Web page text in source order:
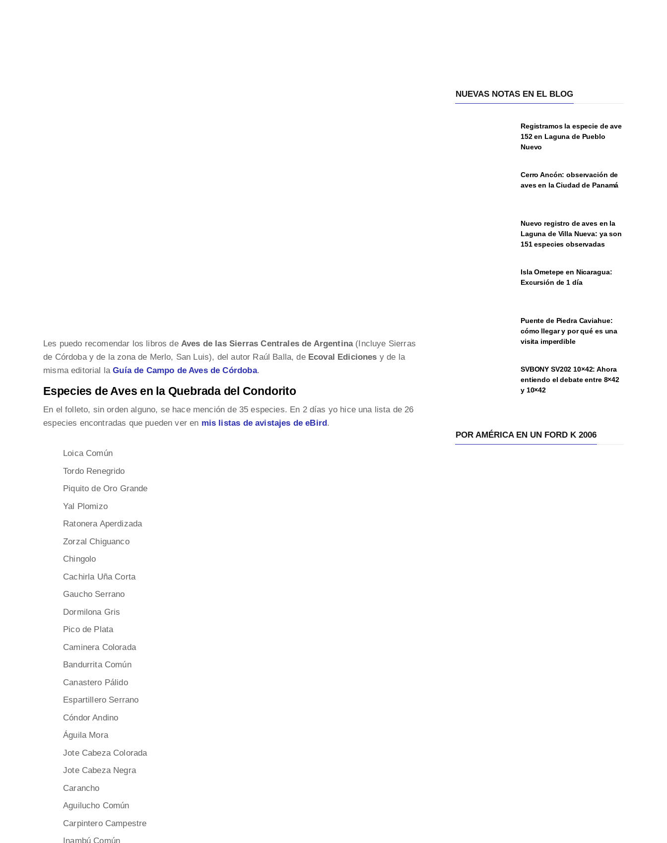
Les puedo recomendar los libros de Aves de las Sierras Centrales de Argentina(Incluye Sierras
de Córdoba y de la zona de Merlo, San Luis), del autor Raúl Balla, de Ecoval Ediciones y de la
misma editorial laGuía de Campo de Aves de Córdoba.
Especies de Aves en la Quebrada del Condorito
En el folleto, sin orden alguno, se hace mención de 35 especies. En 2 días yo hice una lista de 26
especies encontradas que pueden ver en mis listas de avistajes de eBird .
Loica Común
Tordo Renegrido
Piquito de Oro Grande
Yal Plomizo
Ratonera Aperdizada
Zorzal Chiguanco
Chingolo
Cachirla Uña Corta
Gaucho Serrano
Dormilona Gris
Pico de Plata
Caminera Colorada
Bandurrita Común
Canastero Pálido
Espartillero Serrano
Cóndor Andino
Águila Mora
Jote Cabeza Colorada
Jote Cabeza Negra
Carancho
Aguilucho Común
Carpintero Campestre
Inambú Común
NUEVAS NOTAS EN EL BLOG
Registramos la especie de ave
152 en Laguna de Pueblo
Nuevo
Cerro Ancón: observación de
aves en la Ciudad de Panamá
Nuevo registro de aves en la
Laguna de Villa Nueva: ya son
151 especies observadas
Isla Ometepe en Nicaragua:
Excursión de 1 día
Puente de Piedra Caviahue:
cómo llegar y por qué es una
visita imperdible
SVBONY SV202 10×42: Ahora
entiendo el debate entre 8×42
y 10×42
POR AMÉRICA EN UN FORD K 2006